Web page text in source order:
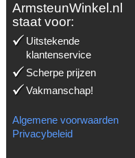
ArmsteunWinkel.nl
staat voor:
Uitstekende
klantenservice
Scherpe prijzen
Vakmanschap!
Algemene voorwaarden
Privacybeleid